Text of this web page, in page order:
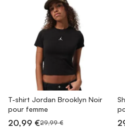
T-shirt Jordan Brooklyn Noir
pour femme
20,99 €29,99 €